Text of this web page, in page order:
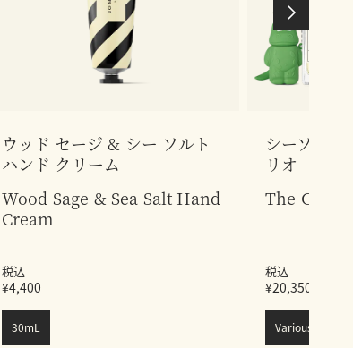
ウッド セージ & シー ソルト
ハンド クリーム
Wood Sage & Sea Salt Hand
Cream
税込
¥4,400
30mL
シーソルト
リオ
The
税込
¥20,350
Various